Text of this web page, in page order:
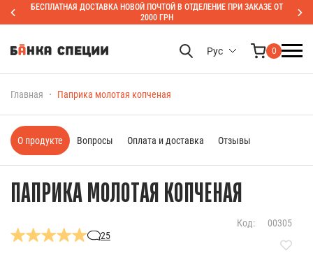
БЕСПЛАТНАЯ ДОСТАВКА НОВОЙ ПОЧТОЙ В ОТДЕЛЕНИЕ ПРИ ЗАКАЗЕ ОТ
2000 ГРН
Рус 0
Главная Паприка молотая копченая
ПАПРИКА МОЛОТАЯ КОПЧЕНАЯ
25
Код: 00305
О продукте Вопросы Оплата и доставка Отзывы